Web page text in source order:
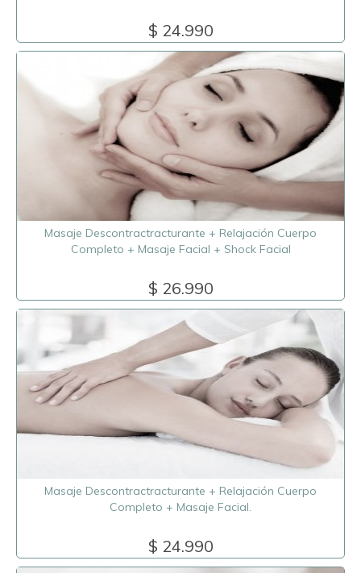
$ 24.990
Masaje Descontractracturante + Relajación Cuerpo
Completo + Masaje Facial + Shock Facial
$ 26.990
Masaje Descontractracturante + Relajación Cuerpo
Completo + Masaje Facial.
$ 24.990